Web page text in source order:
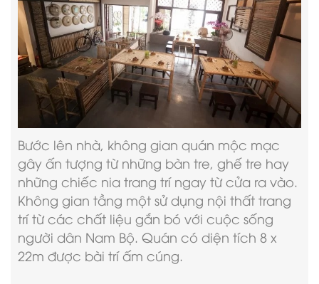
Bước lên nhà, không gian quán mộc mạc
gây ấn tượng từ những bàn tre, ghế tre hay
những chiếc nia trang trí ngay từ cửa ra vào.
Không gian tầng một sử dụng nội thất trang
trí từ các chất liệu gắn bó với cuộc sống
người dân Nam Bộ. Quán có diện tích 8 x
22m được bài trí ấm cúng.